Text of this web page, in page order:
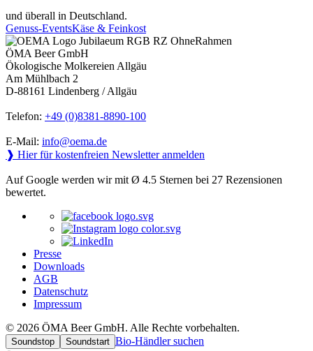
und überall in Deutschland.
Genuss-EventsKäse & Feinkost
ÖMA Beer GmbH
Ökologische Molkereien Allgäu
Am Mühlbach 2
D-88161 Lindenberg / Allgäu
Telefon: +49 (0)8381-8890-100
E-Mail: info@oema.de
❱ Hier für kostenfreien Newsletter anmelden
Auf Google werden wir mit Ø 4.5 Sternen bei 27 Rezensionen
bewertet.
Presse
Downloads
AGB
Datenschutz
Impressum
© 2026 ÖMA Beer GmbH. Alle Rechte vorbehalten.
Soundstop Soundstart Bio-Händler suchen